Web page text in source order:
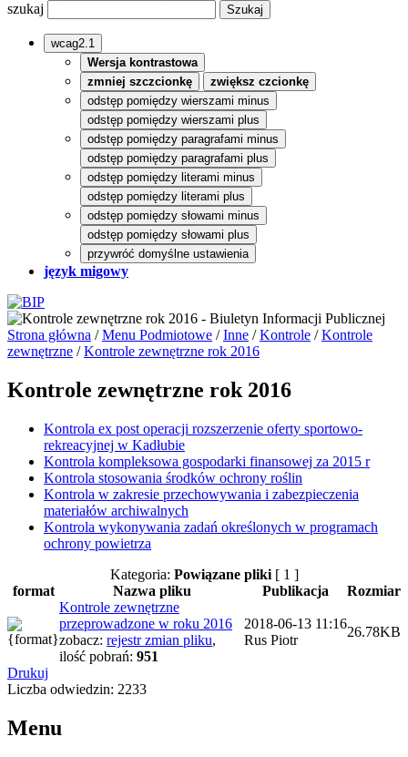
szukaj
wcag2.1
Wersja kontrastowa
zmniej szczcionkę
zwiększ czcionkę
odstęp pomiędzy wierszami minus
odstęp pomiędzy wierszami plus
odstęp pomiędzy paragrafami minus
odstęp pomiędzy paragrafami plus
odstęp pomiędzy literami minus
odstęp pomiędzy literami plus
odstęp pomiędzy słowami minus
odstęp pomiędzy słowami plus
przywróć domyślne ustawienia
język migowy
Strona główna /Menu Podmiotowe /Inne /Kontrole /Kontrole
zewnętrzne /Kontrole zewnętrzne rok 2016
Kontrole zewnętrzne rok 2016
Kontrola ex post operacji rozszerzenie oferty sportowo-
rekreacyjnej w Kadłubie
Kontrola kompleksowa gospodarki finansowej za 2015 r
Kontrola stosowania środków ochrony roślin
Kontrola w zakresie przechowywania i zabezpieczenia
materiałów archiwalnych
Kontrola wykonywania zadań określonych w programach
ochrony powietrza
Kategoria: Powiązane pliki[ 1 ]
format
Nazwa pliku Publikacja
Rozmiar
Kontrole zewnętrzne
przeprowadzone w roku 2016
zobacz: rejestr zmian pliku,
ilość pobrań: 951
2018-06-13 11:16
Rus Piotr
26.78KB
Drukuj
Liczba odwiedzin: 2233
Menu